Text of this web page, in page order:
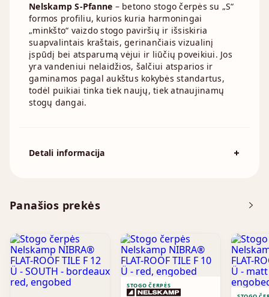
Panašios prekės
STOGO ČERPĖS
Nelskamp S-Pfanne – betono stogo čerpės su „S“
formos profiliu, kurios kuria harmoningai
„minkšto“ vaizdo stogo paviršių ir išsiskiria
suapvalintais kraštais, gerinančiais vizualinį
įspūdį bei atsparumą vėjui ir liūčių poveikiui. Jos
yra vandeniui nelaidžios, šalčiui atsparios ir
gaminamos pagal aukštus kokybės standartus,
todėl puikiai tinka tiek naujų, tiek atnaujinamų
stogų dangai.
Detali informacija
Standartinis stogo nuolydis